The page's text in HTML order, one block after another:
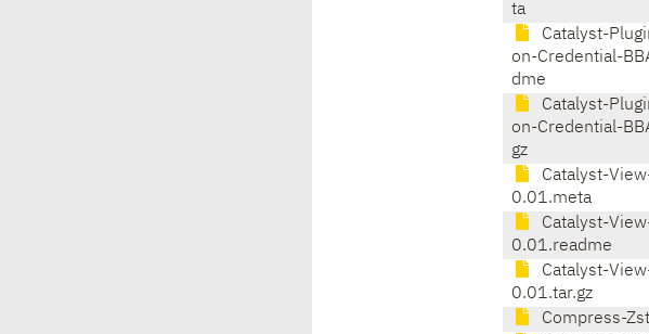
ta
Catalyst-
on-Credential-
dme
Catalyst-
on-Credential-
gz
Catalyst-
0.01.meta
Catalyst-
0.01.readme
Catalyst-
0.01.tar.gz
Compress-